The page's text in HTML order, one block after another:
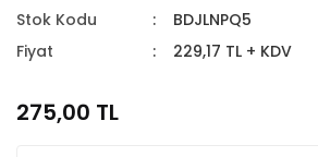
Stok Kodu
BDJLNPQ5
Fiyat
229,17 TL + KDV
275,00 TL